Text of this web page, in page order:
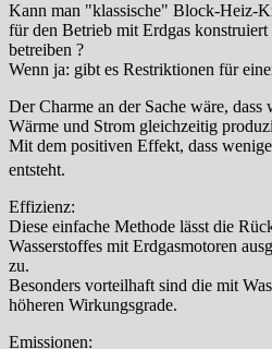
Kann man "klassische" Block-Heiz-
für den Betrieb mit Erdgas
betreiben ?
Wenn ja: gibt es Restriktionen für
Der Charme an der Sache wäre,
Wärme und Strom gleichzeitig
Mit dem positiven Effekt, dass
entsteht.
Effizienz:
Diese einfache Methode lässt die
Wasserstoffes mit Erdgasmotoren
zu.
Besonders vorteilhaft sind die mit
höheren Wirkungsgrade.
Emissionen: